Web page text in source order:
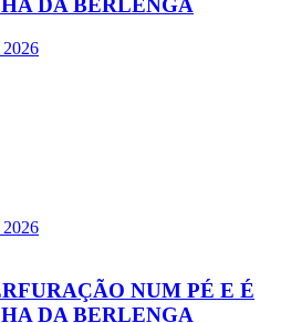
DA BERLENGA
NUM PÉ E É
DA BERLENGA